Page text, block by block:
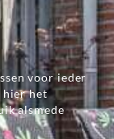
voor ieder
hier het
alsmede